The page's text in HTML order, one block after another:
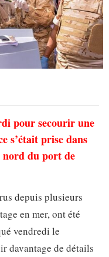
pour secourir une
s’était prise dans
nord du port de
depuis plusieurs
en mer, ont été
vendredi le
davantage de détails